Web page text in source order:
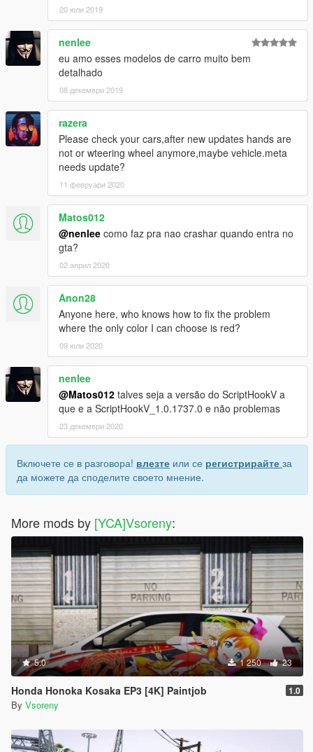
20 юли 2019
nenlee
eu amo esses modelos de carro muito bem
detalhado
08 декември 2019
razera
Please check your cars,after new updates hands are
not or wteering wheel anymore,maybe vehicle.meta
needs update?
11 февруари 2020
Matos012
@nenlee como faz pra nao crashar quando entra no
gta?
02 април 2020
Anon28
Anyone here, who knows how to fix the problem
where the only color I can choose is red?
09 юли 2020
nenlee
@Matos012 talves seja a versão do ScriptHookV a
que e a ScriptHookV_1.0.1737.0 e não problemas
23 декември 2020
Включете се в разговора! влезте или се регистрирайте за
да можете да споделите своето мнение.
More mods by [YCA]Vsoreny:
5.0 1 250 23
Honda Honoka Kosaka EP3 [4K] Paintjob 1.0
By Vsoreny